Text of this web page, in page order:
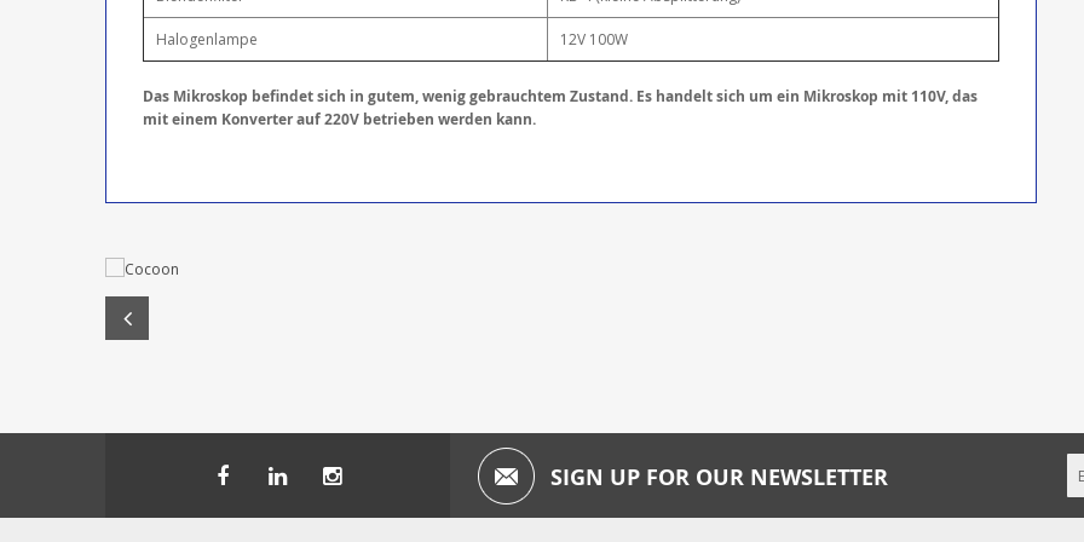
Halogenlampe 12V 100W
Das Mikroskop befindet sich in gutem, wenig gebrauchtem Zustand. Es handelt sich um ein Mikroskop mit 110V, das
mit einem Konverter auf 220V betrieben werden kann.
SIGN UP FOR OUR NEWSLETTER